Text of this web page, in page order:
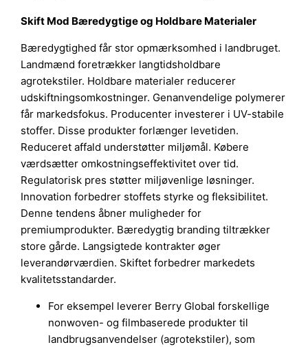
Skift Mod Bæredygtige og Holdbare Materialer
Bæredygtighed får stor opmærksomhed i landbruget.
Landmænd foretrækker langtidsholdbare
agrotekstiler. Holdbare materialer reducerer
udskiftningsomkostninger. Genanvendelige polymerer
får markedsfokus. Producenter investerer i UV-stabile
stoffer. Disse produkter forlænger levetiden.
Reduceret affald understøtter miljømål. Købere
værdsætter omkostningseffektivitet over tid.
Regulatorisk pres støtter miljøvenlige løsninger.
Innovation forbedrer stoffets styrke og fleksibilitet.
Denne tendens åbner muligheder for
premiumprodukter. Bæredygtig branding tiltrækker
store gårde. Langsigtede kontrakter øger
leverandørværdien. Skiftet forbedrer markedets
kvalitetsstandarder.
For eksempel leverer Berry Global forskellige
nonwoven- og filmbaserede produkter til
landbrugsanvendelser (agrotekstiler), som